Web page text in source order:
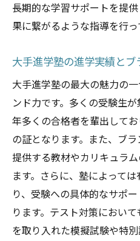
長期的な学習サポートを提
果に繋がるような指導を行っ
大手進学塾の進学実績とブ
大手進学塾の最大の魅力の
ンド力です。多くの受験生
年多くの合格者を輩出して
の証となります。また、ブ
提供する教材やカリキュラ
ます。さらに、塾によって
り、受験への具体的なサポ
ります。テスト対策におい
を取り入れた模擬試験や特